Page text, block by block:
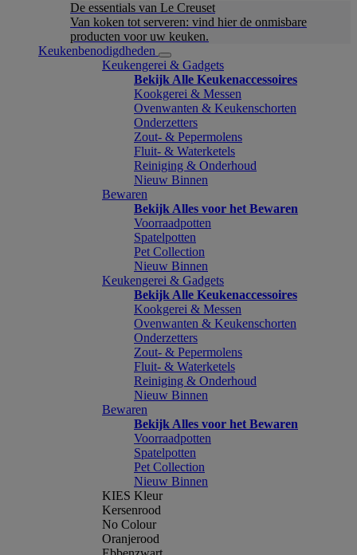
De essentials van Le Creuset
Van koken tot serveren: vind hier de onmisbare
producten voor uw keuken.
Keukenbenodigdheden
Keukengerei & Gadgets
Bekijk Alle Keukenaccessoires
Kookgerei & Messen
Ovenwanten & Keukenschorten
Onderzetters
Zout- & Pepermolens
Fluit- & Waterketels
Reiniging & Onderhoud
Nieuw Binnen
Bewaren
Bekijk Alles voor het Bewaren
Voorraadpotten
Spatelpotten
Pet Collection
Nieuw Binnen
Keukengerei & Gadgets
Bekijk Alle Keukenaccessoires
Kookgerei & Messen
Ovenwanten & Keukenschorten
Onderzetters
Zout- & Pepermolens
Fluit- & Waterketels
Reiniging & Onderhoud
Nieuw Binnen
Bewaren
Bekijk Alles voor het Bewaren
Voorraadpotten
Spatelpotten
Pet Collection
Nieuw Binnen
KIES Kleur
Kersenrood
No Colour
Oranjerood